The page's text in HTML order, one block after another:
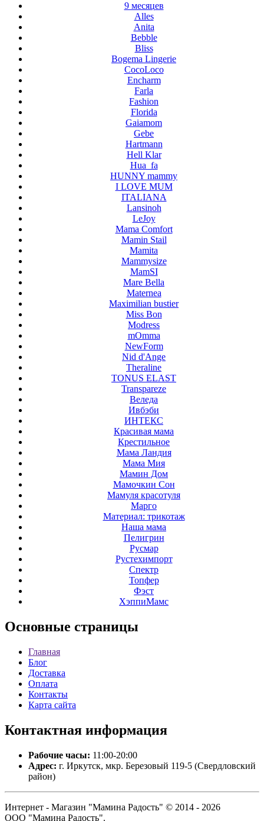
9 месяцев
Alles
Anita
Bebble
Bliss
Bogema Lingerie
CocoLoco
Encharm
Farla
Fashion
Florida
Gaiamom
Gebe
Hartmann
Hell Klar
Hua_fa
HUNNY mammy
I LOVE MUM
ITALIANA
Lansinoh
LeJoy
Mama Comfort
Mamin Stail
Mamita
Mammysize
MamSI
Mare Bella
Maternea
Maximilian bustier
Miss Bon
Modress
mOmma
NewForm
Nid d'Ange
Theraline
TONUS ELAST
Transpareze
Веледа
Ивбэби
ИНТЕКС
Красивая мама
Крестильное
Мама Ландия
Мама Мия
Мамин Дом
Мамочкин Сон
Мамуля красотуля
Марго
Материал: трикотаж
Наша мама
Пелигрин
Русмар
Рустехимпорт
Спектр
Топфер
Фэст
ХэппиМамс
Основные страницы
Главная
Блог
Доставка
Оплата
Контакты
Карта сайта
Контактная информация
Рабочие часы: 11:00-20:00
Адрес: г. Иркутск, мкр. Березовый 119-5 (Свердловский
район)
Интернет - Магазин "Мамина Радость" © 2014 - 2026
ООО "Мамина Радость".